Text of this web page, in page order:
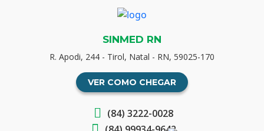
SINMED RN
R. Apodi, 244 - Tirol, Natal - RN, 59025-170
VER COMO CHEGAR
(84) 3222-0028